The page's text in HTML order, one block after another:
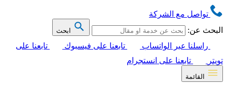
تواصل مع الشركة
البحث عن:
ابحث
راسلنا عبر الواتساب تابعنا على فيسبوك
تابعنا على
تويتر
تابعنا على انستجرام
القائمة